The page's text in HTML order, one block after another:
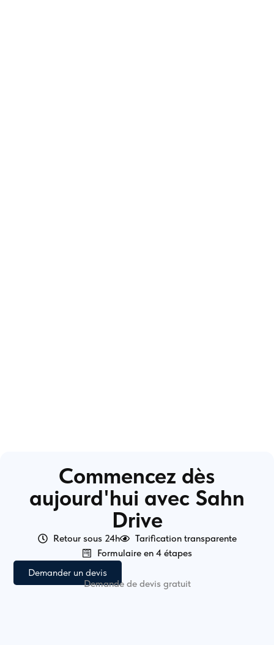
Commencez dès
aujourd'hui avec Sahn
Drive
Retour sous 24h
Tarification transparente
Formulaire en 4 étapes
Demander un devis
Demande de devis gratuit